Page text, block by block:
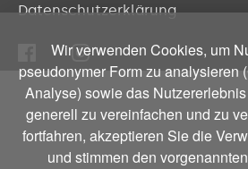
Datenschutzerklärung
Wir verwenden Cookies, um
pseudonymer Form zu analysieren
Analyse) sowie das
generell zu vereinfachen und zu
fortfahren, akzeptieren Sie die
und stimmen den